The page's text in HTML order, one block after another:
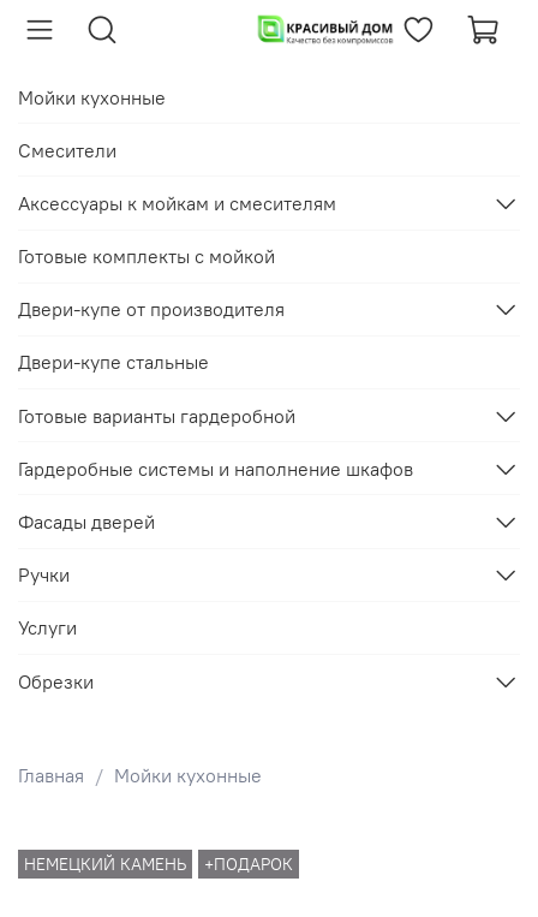
Главная Мойки кухонные
НЕМЕЦКИЙ КАМЕНЬ +ПОДАРОК
Мойки кухонные
Смесители
Аксессуары к мойкам и смесителям
Готовые комплекты с мойкой
Двери-купе от производителя
Двери-купе стальные
Готовые варианты гардеробной
Гардеробные системы и наполнение шкафов
Фасады дверей
Ручки
Услуги
Обрезки